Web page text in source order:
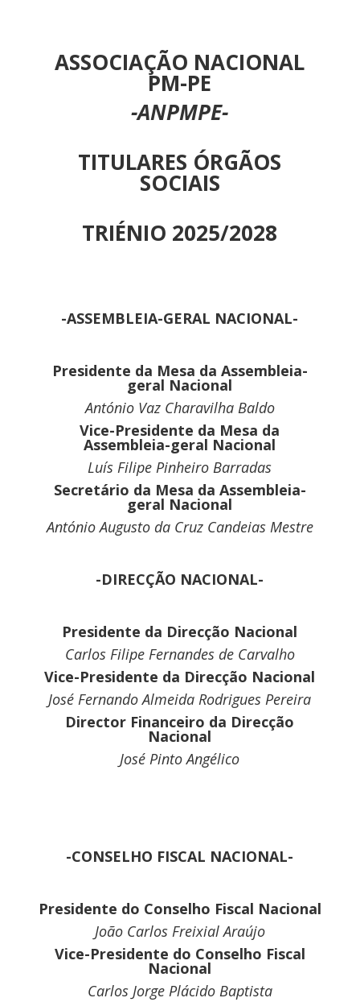
ASSOCIAÇÃO NACIONAL
PM-PE
-ANPMPE-
TITULARES ÓRGÃOS
SOCIAIS
TRIÉNIO 2025/2028
-ASSEMBLEIA-GERAL NACIONAL-
Presidente da Mesa da Assembleia-
geral Nacional
António Vaz Charavilha Baldo
Vice-Presidente da Mesa da
Assembleia-geral Nacional
Luís Filipe Pinheiro Barradas
Secretário da Mesa da Assembleia-
geral Nacional
António Augusto da Cruz Candeias Mestre
-DIRECÇÃO NACIONAL-
Presidente da Direcção Nacional
Carlos Filipe Fernandes de Carvalho
Vice-Presidente da Direcção Nacional
José Fernando Almeida Rodrigues Pereira
Director Financeiro da Direcção
Nacional
José Pinto Angélico
-CONSELHO FISCAL NACIONAL-
Presidente do Conselho Fiscal Nacional
João Carlos Freixial Araújo
Vice-Presidente do Conselho Fiscal
Nacional
Carlos Jorge Plácido Baptista